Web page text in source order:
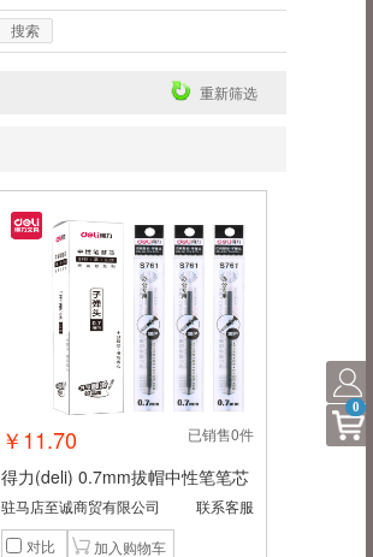
0
搜索
重新筛选
已销售0件
￥11.70
得力(deli) 0.7mm拔帽中性笔笔芯
子弹头替芯 办公用品 黑色20支/盒
S761 开学文具
驻马店至诚商贸有限公司
联系客服
对比